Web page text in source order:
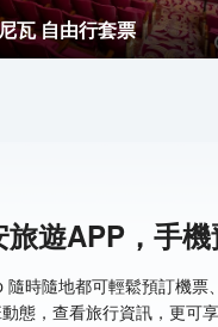
瓦 自由行套票
旅遊APP，手機
隨時隨地都可輕鬆預訂機票
態，查看旅行資訊，更可